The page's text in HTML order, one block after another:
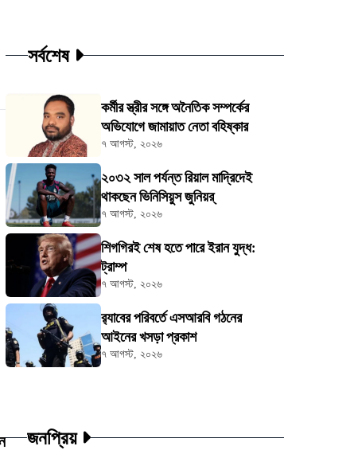
সর্বশেষ
কর্মীর স্ত্রীর সঙ্গে অনৈতিক সম্পর্কের
অভিযোগে জামায়াত নেতা বহিষ্কার
৭ আগস্ট, ২০২৬
২০৩২ সাল পর্যন্ত রিয়াল মাদ্রিদেই
থাকছেন ভিনিসিয়ুস জুনিয়র্
৭ আগস্ট, ২০২৬
শিগগিরই শেষ হতে পারে ইরান যুদ্ধ:
ট্রাম্প
৭ আগস্ট, ২০২৬
র‍্যাবের পরিবর্তে এসআরবি গঠনের
আইনের খসড়া প্রকাশ
৭ আগস্ট, ২০২৬
জনপ্রিয়